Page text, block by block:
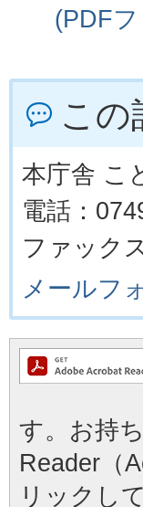
(PDF
この
本庁舎 こ
電話：
ファック
メールフ
す。お持
Reader（
リックし